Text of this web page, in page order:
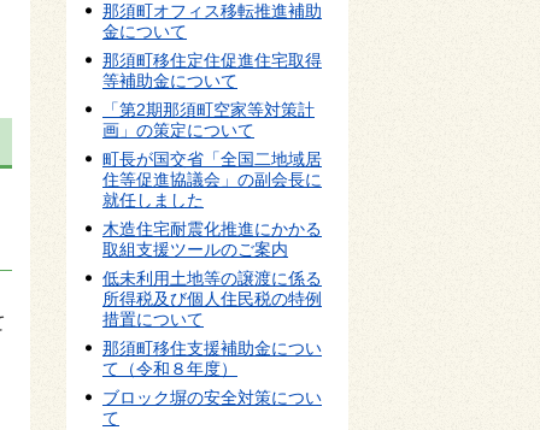
那須町オフィス移転推進補助
金について
那須町移住定住促進住宅取得
等補助金について
「第2期那須町空家等対策計
画」の策定について
町長が国交省「全国二地域居
住等促進協議会」の副会長に
就任しました
木造住宅耐震化推進にかかる
取組支援ツールのご案内
低未利用土地等の譲渡に係る
所得税及び個人住民税の特例
措置について
那須町移住支援補助金につい
て（令和８年度）
ブロック塀の安全対策につい
て